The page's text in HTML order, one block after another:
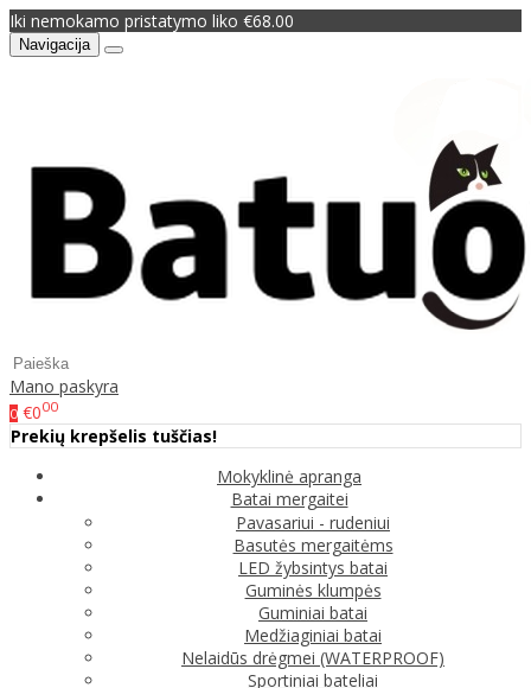
Iki nemokamo pristatymo liko €68.00
Navigacija
Mano paskyra
0 €000
Prekių krepšelis tuščias!
Mokyklinė apranga
Batai mergaitei
Pavasariui - rudeniui
Basutės mergaitėms
LED žybsintys batai
Guminės klumpės
Guminiai batai
Medžiaginiai batai
Nelaidūs drėgmei (WATERPROOF)
Sportiniai bateliai